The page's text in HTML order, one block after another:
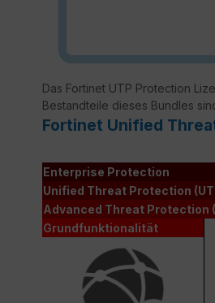
Das Fortinet UTP Protection
Bestandteile dieses Bundles
Fortinet Unified
Enterprise Protection
Unified Threat Protection
Advanced Threat Protection
Grundfunktionalität